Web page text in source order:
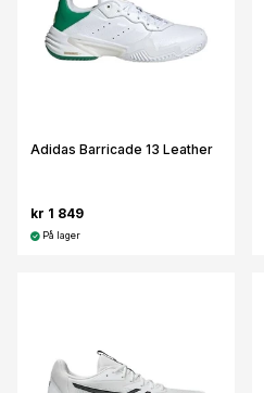
Adidas Barricade 13 Leather
kr 1 849
På lager